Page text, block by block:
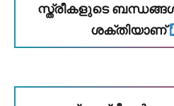
സ്ത്രീകളുടെ
ശക്തിയാണ്